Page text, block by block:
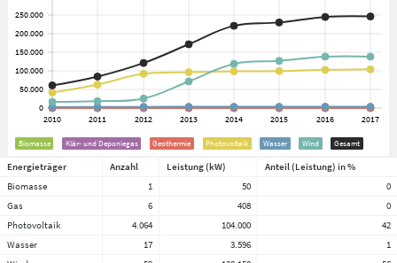
Biomasse Klär- und Deponiegas Geothermie Photovoltaik Wasser Wind Gesamt
Energieträger Anzahl Leistung (kW)
Anteil (Leistung) in %
Biomasse
1 50
0
Gas
6 408
0
Photovoltaik
4.064 104.000
42
Wasser
17 3.596
1